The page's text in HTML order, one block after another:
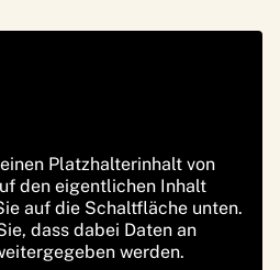
Platzhalterinhalt von
den eigentlichen Inhalt
auf die Schaltfläche unten.
dass dabei Daten an
werden.